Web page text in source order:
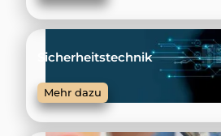
Sicherheitstechnik
Mehr dazu